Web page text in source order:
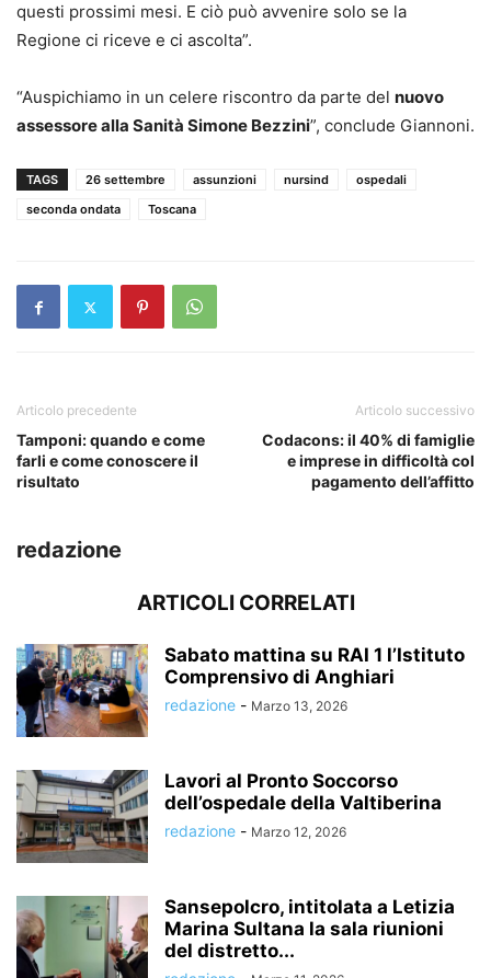
questi prossimi mesi. E ciò può avvenire solo se la
Regione ci riceve e ci ascolta”.
“Auspichiamo in un celere riscontro da parte del nuovo
assessore alla Sanità Simone Bezzini”, conclude Giannoni.
TAGS 26 settembre assunzioni nursind
ospedali
seconda ondata
Toscana
Articolo precedente
Tamponi: quando e come
farli e come conoscere il
risultato
Articolo successivo
Codacons: il 40% di famiglie
e imprese in difficoltà col
pagamento dell’affitto
redazione
ARTICOLI CORRELATI
Sabato mattina su RAI 1 l’Istituto
Comprensivo di Anghiari
redazione - Marzo 13, 2026
Lavori al Pronto Soccorso
dell’ospedale della Valtiberina
redazione - Marzo 12, 2026
Sansepolcro, intitolata a Letizia
Marina Sultana la sala riunioni
del distretto...